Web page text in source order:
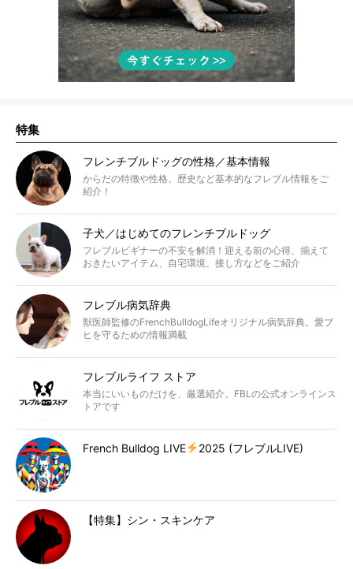
特集
フレンチブルドッグの性格／基本情報
からだの特徴や性格、歴史など基本的なフレブル情報をご
紹介！
子犬／はじめてのフレンチブルドッグ
フレブルビギナーの不安を解消！迎える前の心得、揃えて
おきたいアイテム、自宅環境、接し方などをご紹介
フレブル病気辞典
獣医師監修のFrenchBulldogLifeオリジナル病気辞典。愛ブ
ヒを守るための情報満載
フレブルライフ ストア
本当にいいものだけを、厳選紹介。FBLの公式オンラインス
トアです
French Bulldog LIVE 2025 (フレブルLIVE)
【特集】シン・スキンケア